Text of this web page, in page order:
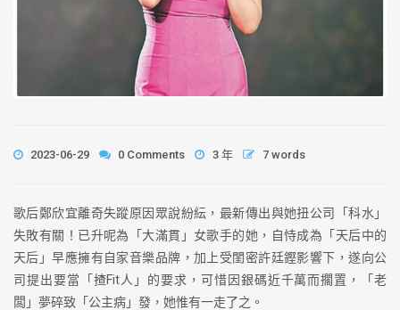
2023-06-29 0 Comments 3 年 7 words
歌后鄭欣宜離奇失蹤原因眾說紛紜，最新傳出與她扭公司「科水」
失敗有關！已升呢為「大滿貫」女歌手的她，自恃成為「天后中的
天后」早應擁有自家音樂品牌，加上受閨密許廷鏗影響下，遂向公
司提出要當「揸Fit人」的要求，可惜因銀碼近千萬而擱置，「老
闆」夢碎致「公主病」發，她惟有一走了之。